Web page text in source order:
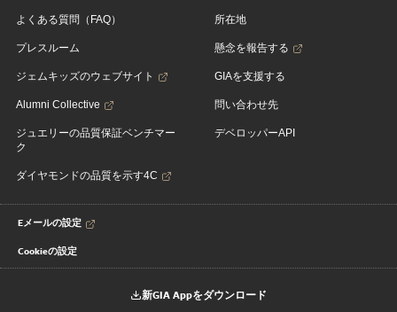
よくある質問（FAQ）
プレスルーム
ジェムキッズのウェブサイト
Alumni Collective
ジュエリーの品質保証ベンチマー
ク
ダイヤモンドの品質を示す4C
所在地
懸念を報告する
GIAを支援する
問い合わせ先
デベロッパーAPI
Eメールの設定
Cookieの設定
新GIA Appをダウンロード